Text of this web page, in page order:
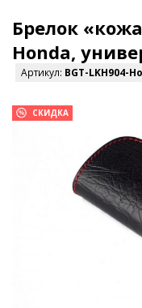
Брелок
Honda,
Артикул: BGT-LKH904-Ho
СКИДКА